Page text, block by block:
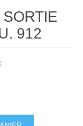
912